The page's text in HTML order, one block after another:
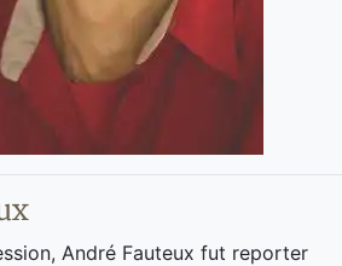
André Fauteux fut reporter